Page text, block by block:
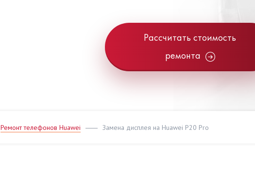
Рассчитать стоимость
ремонта
Ремонт телефонов Huawei Замена дисплея на Huawei P20 Pro